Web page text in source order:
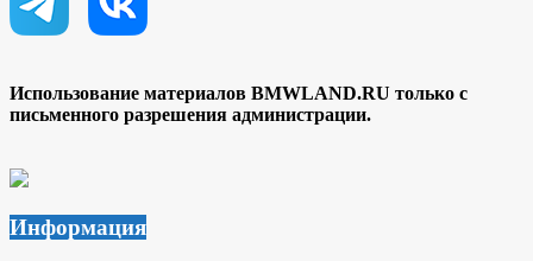
Использование материалов BMWLAND.RU только с
письменного разрешения администрации.
Информация